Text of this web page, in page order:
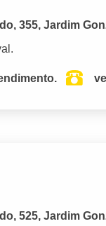
355, Jardim
525, Jardim